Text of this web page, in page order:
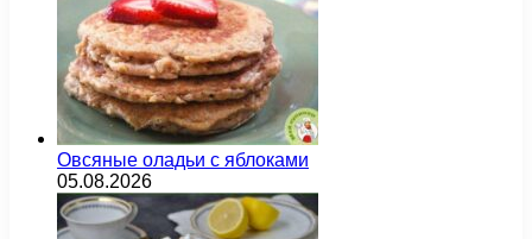
Овсяные оладьи с яблоками
05.08.2026